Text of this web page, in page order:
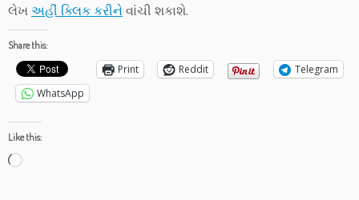
લેખઅહીં ક્લિક કરીનેવાંચી શકાશે.
Share this:
Print Reddit
Telegram
WhatsApp
Like this:
Loading…